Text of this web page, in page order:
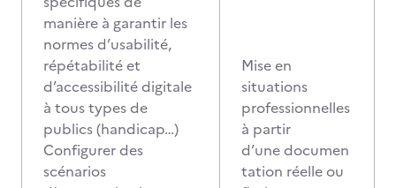
manière à garantir les
normes d’usabilité,
répétabilité et
d’accessibilité digitale
à tous types de
publics (handicap…)
Configurer des
scénarios
Mise en
situations
professionnelles
à partir
d’une documen
tation réelle ou